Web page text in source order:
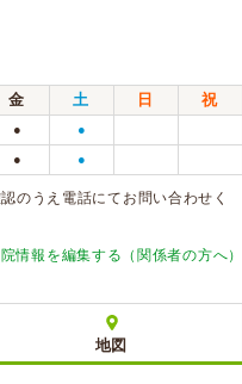
金 土 日
祝
● ●
● ●
のうえ電話にてお問い合わせく
情報を編集する（関係者の方へ）
地図